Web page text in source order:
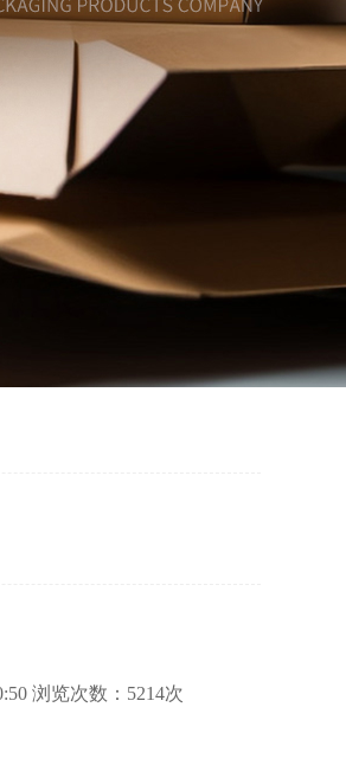
浏览次数：5214次